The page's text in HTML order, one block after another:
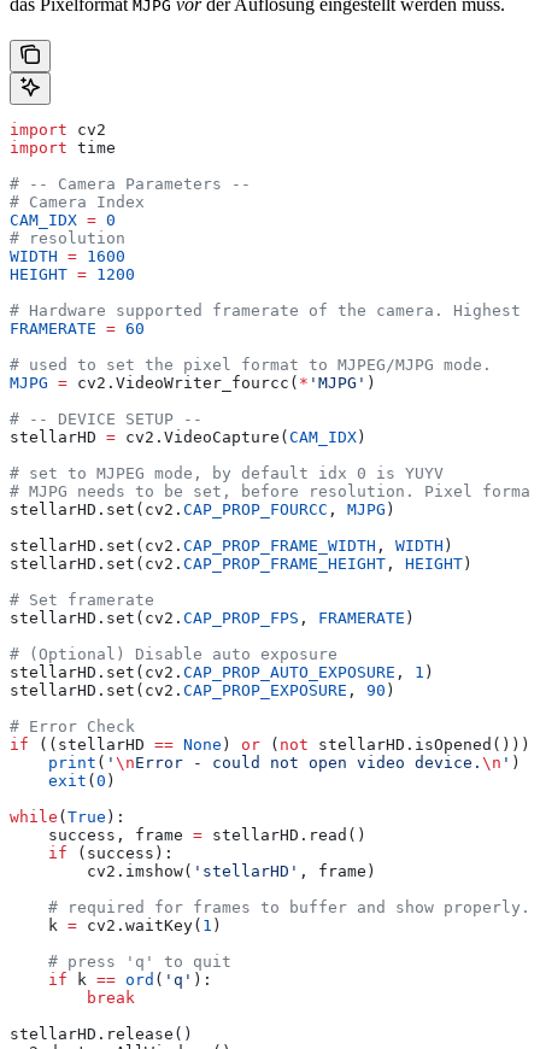
MJPG
import cv2
import time
# -- Camera Parameters --
# Camera Index
CAM_IDX = 0
# resolution
WIDTH = 1600
HEIGHT = 1200
# Hardware supported framerate of the camera.
FRAMERATE = 60
# used to set the pixel format to MJPEG/MJPG mode.
MJPG = cv2.VideoWriter_fourcc( * 'MJPG' )
# -- DEVICE SETUP --
stellarHD = cv2.VideoCapture( CAM_IDX )
# set to MJPEG mode, by default idx 0 is YUYV
# MJPG needs to be set, before resolution. Pixel
stellarHD.set(cv2. CAP_PROP_FOURCC , MJPG )
stellarHD.set(cv2. CAP_PROP_FRAME_WIDTH , WIDTH )
stellarHD.set(cv2. CAP_PROP_FRAME_HEIGHT , HEIGHT )
# Set framerate
stellarHD.set(cv2. CAP_PROP_FPS , FRAMERATE )
# (Optional) Disable auto exposure
stellarHD.set(cv2. CAP_PROP_AUTO_EXPOSURE , 1 )
stellarHD.set(cv2. CAP_PROP_EXPOSURE , 90 )
# Error Check
if ((stellarHD == None ) or ( not stellarHD.isOpened())):
    print
( ' \nError - could not open video device. \n ' )
    exit
( 0 )
while ( True ):
    success, frame
= stellarHD.read()
    if
(success):
        cv2.imshow(
'stellarHD' , frame)
    # required for frames to buffer and show properly.
    k
= cv2.waitKey( 1 )
    # press 'q' to quit
    if
k == ord ( 'q' ):
        break
stellarHD.release()